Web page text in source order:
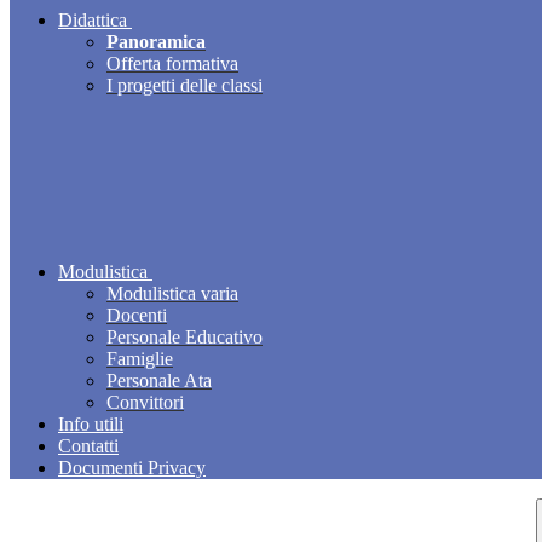
Didattica
Panoramica
Offerta formativa
I progetti delle classi
Modulistica
Modulistica varia
Docenti
Personale Educativo
Famiglie
Personale Ata
Convittori
Info utili
Contatti
Documenti Privacy